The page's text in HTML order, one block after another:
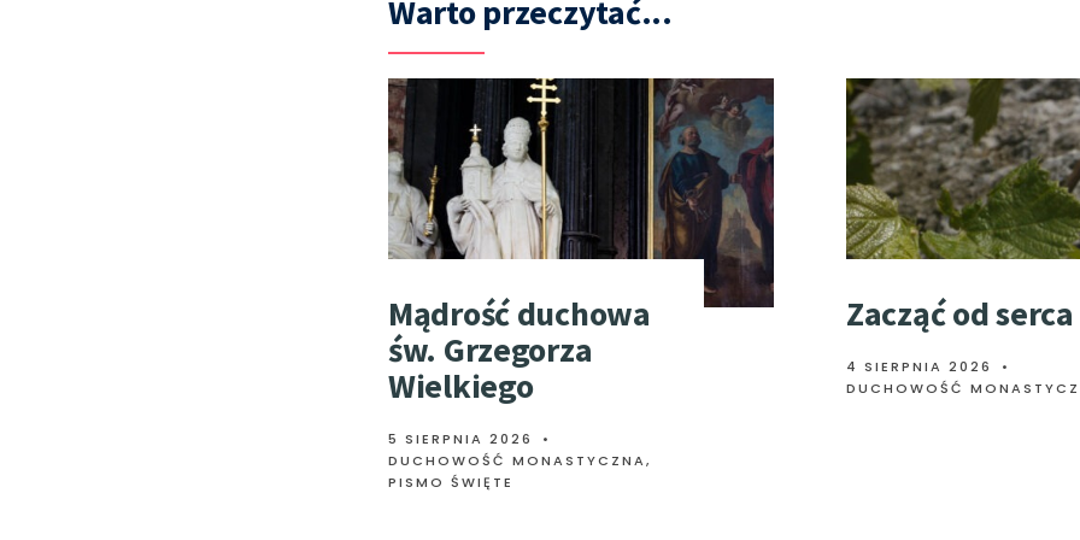
Warto przeczytać...
Mądrość duchowa
św. Grzegorza
Wielkiego
5 SIERPNIA 2026
•
DUCHOWOŚĆ MONASTYCZNA,
PISMO ŚWIĘTE
Zacząć od serca
4 SIERPNIA 2026
•
DUCHOWOŚĆ